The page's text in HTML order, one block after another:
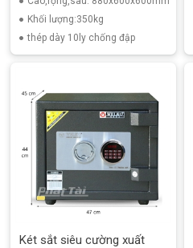
Khối lượng:350kg
thép dày 10ly chống đập
Két sắt siêu cường xuất